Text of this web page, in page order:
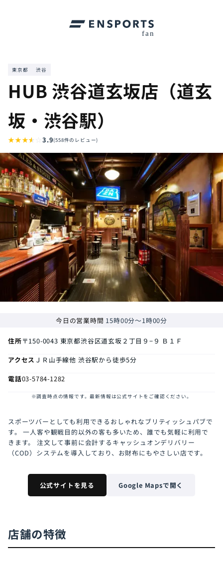
東京都 渋谷
HUB 渋谷道玄坂店（道玄
坂・渋谷駅）
★★★★ ☆3.9(558件のレビュー)
今日の営業時間 15時00分～1時00分
住所〒150-0043 東京都渋谷区道玄坂２丁目９−９ Ｂ１Ｆ
アクセス ＪＲ山手線他 渋谷駅から徒歩5分
電話03-5784-1282
※調査時点の情報です。最新情報は公式サイトをご確認ください。
スポーツバーとしても利用できるおしゃれなブリティッシュパブで
す。
一人客や観戦目的以外の客も多いため、誰でも気軽に利用で
きます。
注文して事前に会計するキャッシュオンデリバリー
（COD）システムを導入しており、お財布にもやさしい店です。
公式サイトを見る Google Mapsで開く
店舗の特徴